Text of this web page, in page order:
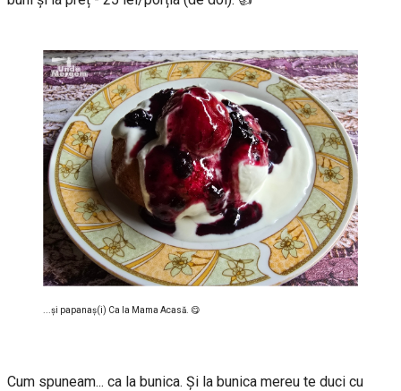
...și papanaș(i) Ca la Mama Acasă. 😋
Cum spuneam... ca la bunica. Şi la bunica mereu te duci cu